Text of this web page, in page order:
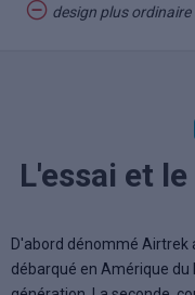
design plus ordinaire
L'essai et
D'abord dénommé Airtrek
débarqué en Amérique du